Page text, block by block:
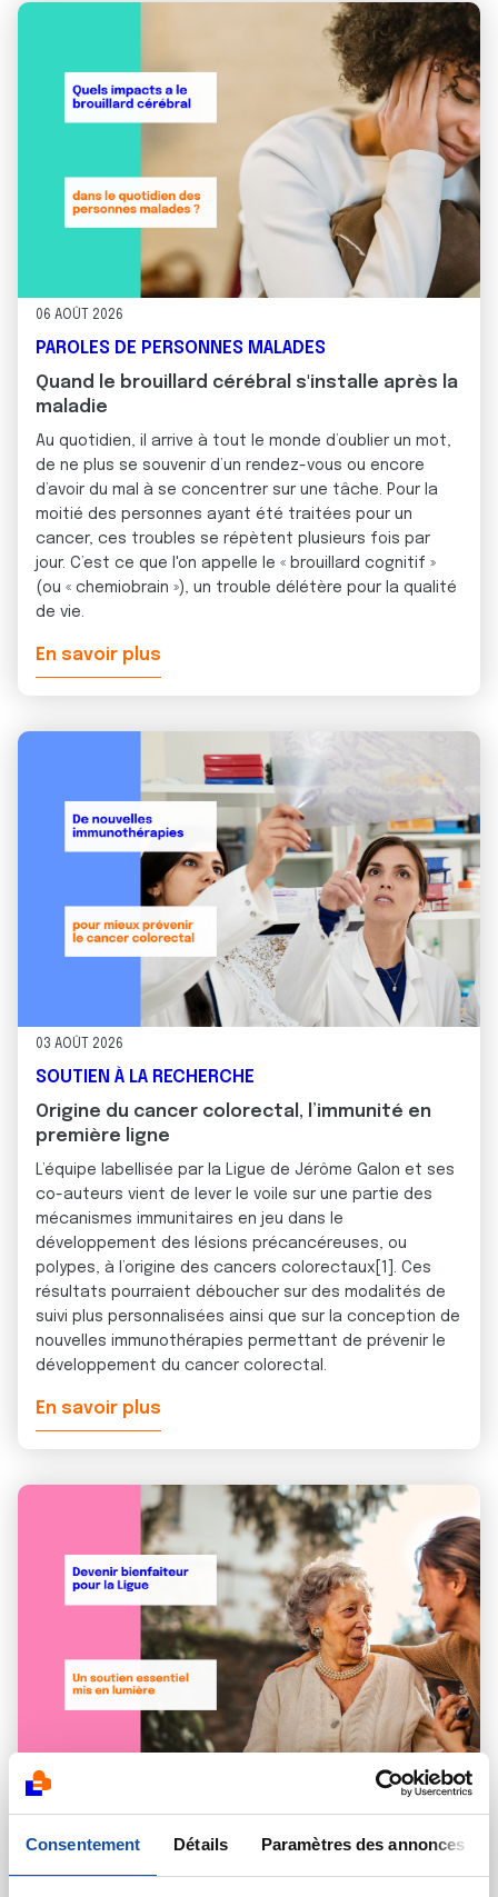
Consentement Détails Paramètres des annonces
06 AOÛT 2026
PAROLES DE PERSONNES MALADES
Quand le brouillard cérébral s'installe après la
maladie
Au quotidien, il arrive à tout le monde d’oublier un mot,
de ne plus se souvenir d’un rendez-vous ou encore
d’avoir du mal à se concentrer sur une tâche. Pour la
moitié des personnes ayant été traitées pour un
cancer, ces troubles se répètent plusieurs fois par
jour. C’est ce que l'on appelle le « brouillard cognitif »
(ou « chemiobrain »), un trouble délétère pour la qualité
de vie.
En savoir plus
03 AOÛT 2026
SOUTIEN À LA RECHERCHE
Origine du cancer colorectal, l’immunité en
première ligne
L’équipe labellisée par la Ligue de Jérôme Galon et ses
co-auteurs vient de lever le voile sur une partie des
mécanismes immunitaires en jeu dans le
développement des lésions précancéreuses, ou
polypes, à l’origine des cancers colorectaux[1]. Ces
résultats pourraient déboucher sur des modalités de
suivi plus personnalisées ainsi que sur la conception de
nouvelles immunothérapies permettant de prévenir le
développement du cancer colorectal.
En savoir plus
30 JUILLET 2026